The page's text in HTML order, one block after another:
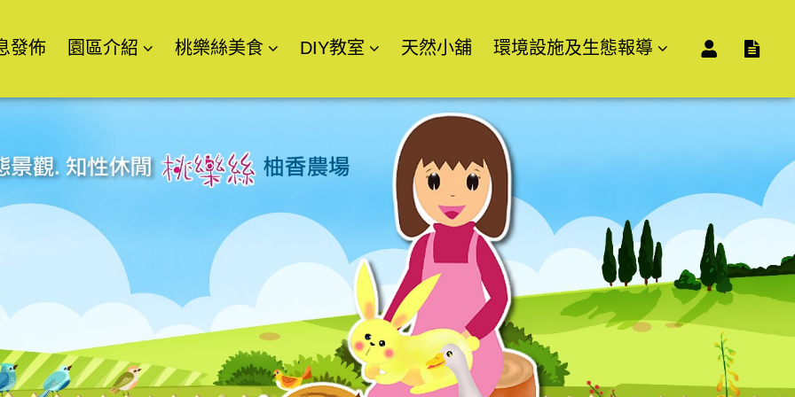
發佈 園區介紹 桃樂絲美食 DIY教室 天然小舖 環境設施及生態報導